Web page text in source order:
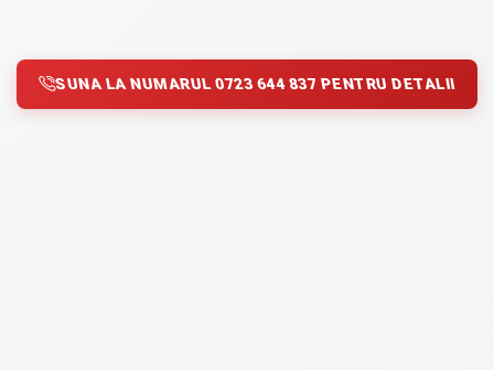
SUNA LA NUMARUL 0723 644 837 PENTRU DETALII